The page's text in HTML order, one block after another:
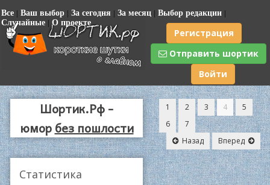
Все | Ваш выбор | За сегодня | За месяц | Выбор редакции |
Случайные | О проекте
Регистрация
Отправить шортик
Войти
Шортик.Рф -
юморбез пошлости
Статистика
1 2 3 4
5
6
7
Назад
Вперед
|